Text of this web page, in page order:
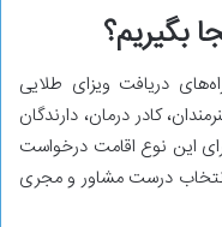
بگیریم؟
دریافت ویزای طلایی
کادر درمان، دارندگان
این نوع اقامت درخواست
درست مشاور و مجری